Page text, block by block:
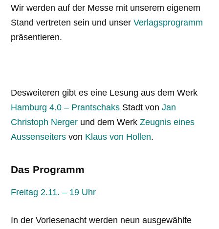
Wir werden auf der Messe mit unserem eigenem
Stand vertreten sein und unserVerlagsprogramm
präsentieren.
Desweiteren gibt es eine Lesung aus dem Werk
Hamburg 4.0 – Prantschaks Stadt vonJan
Christoph Nerger und dem WerkZeugnis eines
Aussenseiters von Klaus von Hollen.
Das Programm
Freitag 2.11. – 19 Uhr
In der Vorlesenacht werden neun ausgewählte